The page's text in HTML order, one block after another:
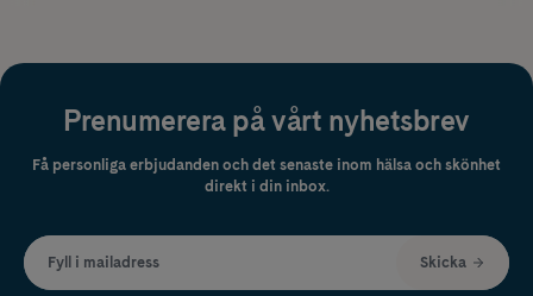
Prenumerera på vårt nyhetsbrev
Få personliga erbjudanden och det senaste inom hälsa och skönhet
direkt i din inbox.
Fyll i mailadress Skicka